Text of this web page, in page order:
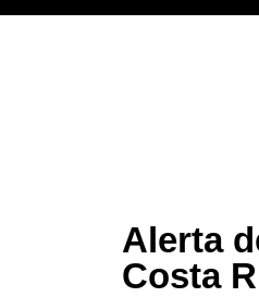
Alerta
Costa